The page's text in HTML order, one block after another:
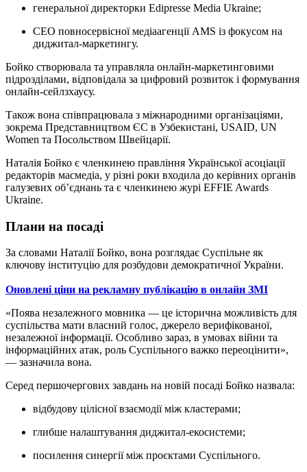
генеральної директорки Edipresse Media Ukraine;
CEO повносервісної медіаагенції AMS із фокусом на
диджитал-маркетингу.
Бойко створювала та управляла онлайн-маркетинговими
підрозділами, відповідала за цифровий розвиток і формування
онлайн-сейлзхаусу.
Також вона співпрацювала з міжнародними організаціями,
зокрема Представництвом ЄС в Узбекистані, USAID, UN
Women та Посольством Швейцарії.
Наталія Бойко є членкинею правління Української асоціації
редакторів масмедіа, у різні роки входила до керівних органів
галузевих об’єднань та є членкинею журі EFFIE Awards
Ukraine.
Плани на посаді
За словами Наталії Бойко, вона розглядає Суспільне як
ключову інституцію для розбудови демократичної України.
Оновлені ціни на рекламну публікацію в онлайн ЗМІ
«Поява незалежного мовника — це історична можливість для
суспільства мати власний голос, джерело верифікованої,
незалежної інформації. Особливо зараз, в умовах війни та
інформаційних атак, роль Суспільного важко переоцінити»,
— зазначила вона.
Серед першочергових завдань на новій посаді Бойко назвала:
відбудову цілісної взаємодії між кластерами;
глибше налаштування диджитал-екосистеми;
посилення синергії між проєктами Суспільного.